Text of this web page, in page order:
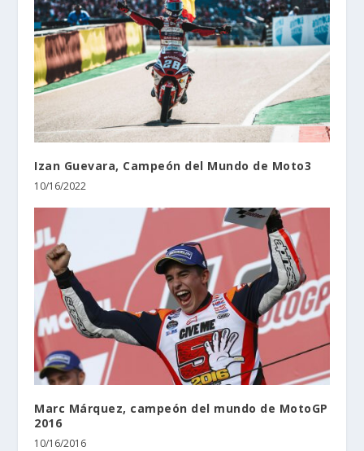
Izan Guevara, Campeón del Mundo de Moto3
10/16/2022
Marc Márquez, campeón del mundo de MotoGP
2016
10/16/2016